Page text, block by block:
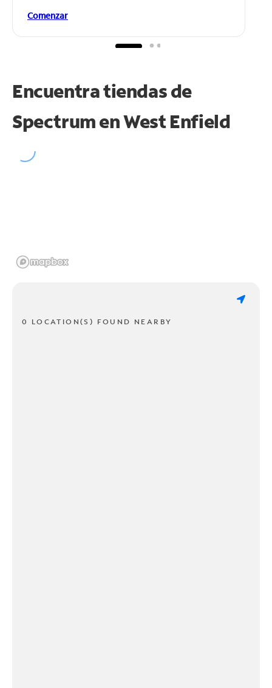
Comenzar
Encuentra tiendas de
Spectrum enWest Enfield
0 LOCATION(S) FOUND NEARBY